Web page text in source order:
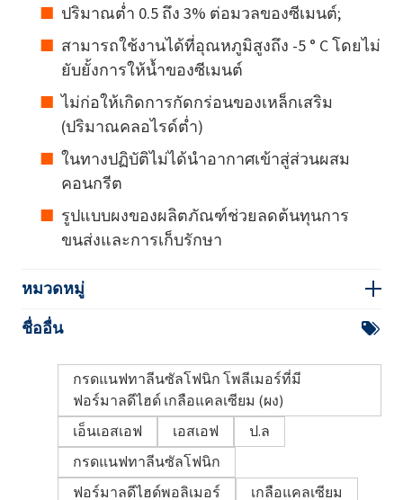
ปริมาณต่ำ 0.5 ถึง 3% ต่อมวลของซีเมนต์;
สามารถใช้งานได้ที่อุณหภูมิสูงถึง -5 ° C โดยไม่
ยับยั้งการให้น้ำของซีเมนต์
ไม่ก่อให้เกิดการกัดกร่อนของเหล็กเสริม
(ปริมาณคลอไรด์ต่ำ)
ในทางปฏิบัติไม่ได้นำอากาศเข้าสู่ส่วนผสม
คอนกรีต
รูปแบบผงของผลิตภัณฑ์ช่วยลดต้นทุนการ
ขนส่งและการเก็บรักษา
หมวดหมู่
ชื่ออื่น
กรดแนฟทาลีนซัลโฟนิก โพลีเมอร์ที่มี
ฟอร์มาลดีไฮด์ เกลือแคลเซียม (ผง)
เอ็นเอสเอฟ
เอสเอฟ
ป.ล
กรดแนฟทาลีนซัลโฟนิก
ฟอร์มาลดีไฮด์พอลิเมอร์
เกลือแคลเซียม